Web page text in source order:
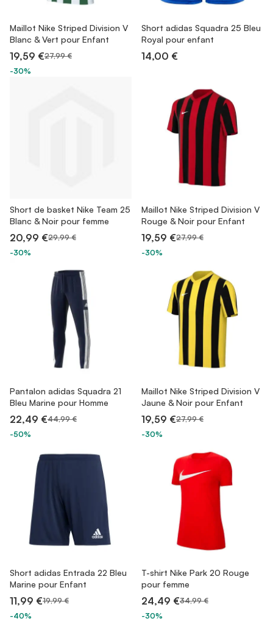
Maillot Nike Striped Division V
Blanc & Vert pour Enfant
19,59 €27,99 €
-30%
Short adidas Squadra 25 Bleu
Royal pour enfant
14,00 €
Short de basket Nike Team 25
Blanc & Noir pour femme
20,99 €29,99 €
-30%
Maillot Nike Striped Division V
Rouge & Noir pour Enfant
19,59 €27,99 €
-30%
Pantalon adidas Squadra 21
Bleu Marine pour Homme
22,49 €44,99 €
-50%
Maillot Nike Striped Division V
Jaune & Noir pour Enfant
19,59 €27,99 €
-30%
Short adidas Entrada 22 Bleu
Marine pour Enfant
11,99 €19,99 €
-40%
T-shirt Nike Park 20 Rouge
pour femme
24,49 €34,99 €
-30%